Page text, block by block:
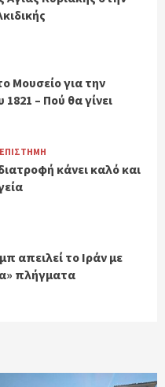
Μουσείο για την
– Πού θα γίνει
ΕΠΙΣΤΗΜΗ
κάνει καλό και
απειλεί το Ιράν με
πλήγματα